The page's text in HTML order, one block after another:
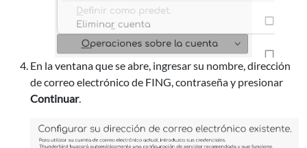
En la ventana que se abre, ingresar su nombre, dirección
de correo electrónico de FING, contraseña y presionar
Continuar.